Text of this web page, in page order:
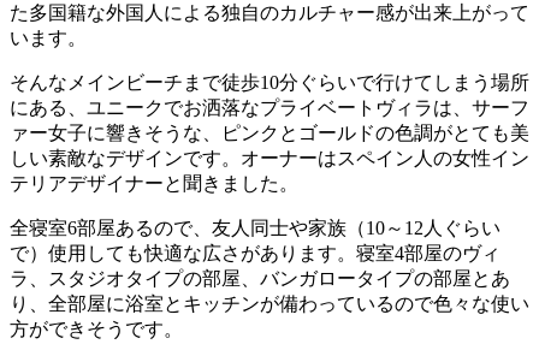
た多国籍な外国人による独自のカルチャー感が出来上がって
います。
そんなメインビーチまで徒歩10分ぐらいで行けてしまう場所
にある、ユニークでお洒落なプライベートヴィラは、サーフ
ァー女子に響きそうな、ピンクとゴールドの色調がとても美
しい素敵なデザインです。オーナーはスペイン人の女性イン
テリアデザイナーと聞きました。
全寝室6部屋あるので、友人同士や家族（10～12人ぐらい
で）使用しても快適な広さがあります。寝室4部屋のヴィ
ラ、スタジオタイプの部屋、バンガロータイプの部屋とあ
り、全部屋に浴室とキッチンが備わっているので色々な使い
方ができそうです。